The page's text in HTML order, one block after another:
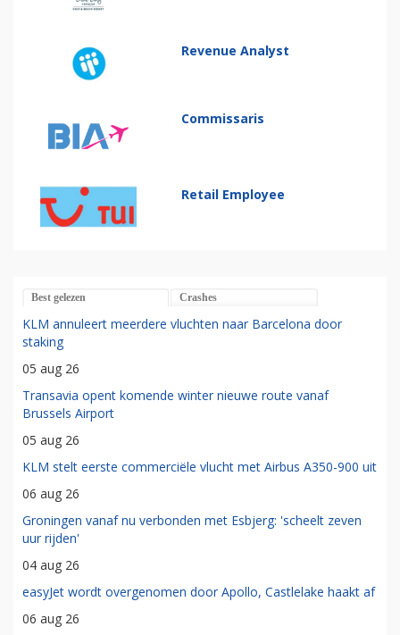
Revenue Analyst
Commissaris
Retail Employee
Best gelezen Crashes
KLM annuleert meerdere vluchten naar Barcelona door
staking
05 aug 26
Transavia opent komende winter nieuwe route vanaf
Brussels Airport
05 aug 26
KLM stelt eerste commerciële vlucht met Airbus A350-900 uit
06 aug 26
Groningen vanaf nu verbonden met Esbjerg: 'scheelt zeven
uur rijden'
04 aug 26
easyJet wordt overgenomen door Apollo, Castlelake haakt af
06 aug 26